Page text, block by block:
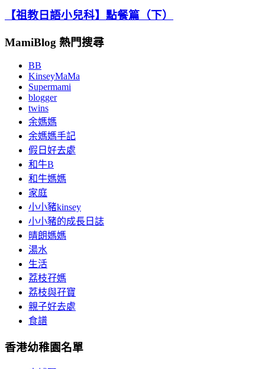
【祖教日語小兒科】點餐篇（下）
MamiBlog 熱門搜尋
BB
KinseyMaMa
Supermami
blogger
twins
余媽媽
余媽媽手記
假日好去處
和牛B
和牛媽媽
家庭
小小豬kinsey
小小豬的成長日誌
晴朗媽媽
湯水
生活
荔枝孖媽
荔枝與孖寶
親子好去處
食譜
香港幼稚園名單